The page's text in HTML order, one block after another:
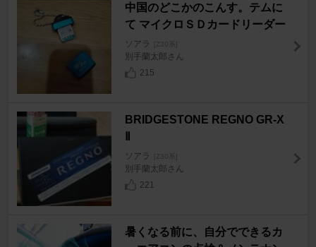
中国のどこかのこんす。テムに
て マイクロＳＤカードリーダー
ソアラ [Z30系]
別手蘭太郎さん
215
BRIDGESTONE REGNO GR-X
ソアラ [Z30系]
別手蘭太郎さん
221
暑くなる前に、自分でできるカ